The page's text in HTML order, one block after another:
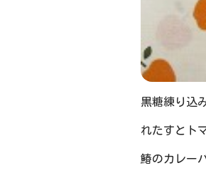
黒糖練り込
れたすとト
鰆のカレー